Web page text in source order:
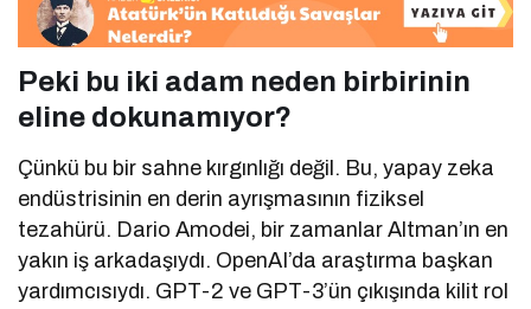
Peki bu iki adam neden birbirinin
eline dokunamıyor?
Çünkü bu bir sahne kırgınlığı değil. Bu, yapay zeka
endüstrisinin en derin ayrışmasının fiziksel
tezahürü. Dario Amodei, bir zamanlar Altman’ın en
yakın iş arkadaşıydı. OpenAI’da araştırma başkan
yardımcısıydı. GPT-2 ve GPT-3’ün çıkışında kilit rol